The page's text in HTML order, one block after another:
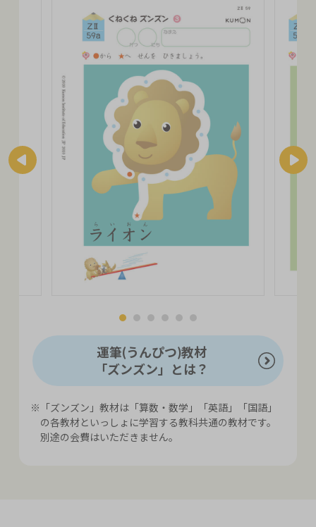
運筆(うんぴつ)教材
「ズンズン」とは？
※「ズンズン」教材は「算数・数学」「英語」「国語」
の各教材といっしょに学習する教科共通の教材です。
別途の会費はいただきません。